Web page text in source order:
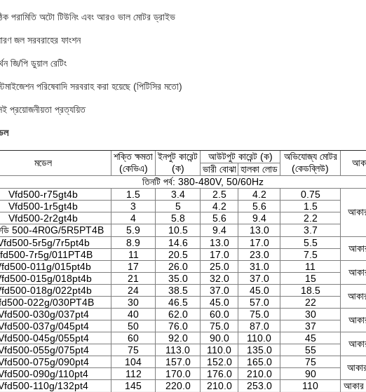
পরামিতি অটো টিউনিং এবং আরও ভাল মোটর ড্রাইভ
জল সরবরাহের ফাংশন
জি/পি ডুয়াল রেটিং
পরিষেবাদি সরবরাহ করা হয়েছে (পিটিসির মতো)
প্রয়োজনীয়তা প্রত্যয়িত
মডেল
শক্তি ক্ষমতা
(কেভিএ)
ইনপুট কারেন্ট
(ক)
আউটপুট কারেন্ট (ক)
অভিযোজ্য মোটর
(কেডব্লিউ)
ভারী বোঝা হালকা লোড
তিনটি পর্ব: 380-480V, 50/60Hz
Vfd500-r75gt4b
1.5 3.4 2.5 4.2
0.75
Vfd500-1r5gt4b 3 5 4.2 5.6
1.5
Vfd500-2r2gt4b
4 5.8 5.6 9.4
2.2
500-4R0G/5R5PT4B
5.9 10.5 9.4 13.0
3.7
5r5g/7r5pt4b
8.9 14.6 13.0 17.0 5.5
7r5g/011PT4B 11 20.5 17.0 23.0
7.5
011g/015pt4b
17 26.0 25.0 31.0 11
015g/018pt4b 21 35.0 32.0 37.0
15
018g/022pt4b
24 38.5 37.0 45.0 18.5
022g/030PT4B 30 46.5 45.0 57.0
22
030g/037pt4
40 62.0 60.0 75.0 30
037g/045pt4 50 76.0 75.0 87.0
37
045g/055pt4
60 92.0 90.0 110.0 45
055g/075pt4 75 113.0 110.0 135.0
55
075g/090pt4
104 157.0 152.0 165.0 75
090g/110pt4 112 170.0 176.0 210.0 90
110g/132pt4 145 220.0 210.0 253.0 110
আকার